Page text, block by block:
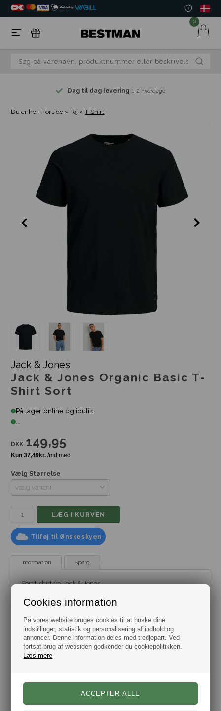
Cookies information
På vores website bruges cookies til at huske dine
indstillinger, statistik og personalisering af indhold og
annoncer. Denne information deles med tredjepart. Ved
fortsat brug af websiden godkender du cookiepolitikken.
Læs mere
0
Dag til dag levering 1-2 hverdage
Du er her: Forside »Tøj »T-Shirt
Jack & Jones
Jack & Jones Organic Basic T-
Shirt Sort
På lager online og ibutik
...
DKK 149,95
Vælg Størrelse
Tilføj til Ønskeskyen
Information Spørg
Sort t-shirt fra Jack & Jones
Mærke: Jack & Jones
Model: T-Shirt
Materiale: 100% Bomuld
Størrelse: Flere varianter fra Small til XXL